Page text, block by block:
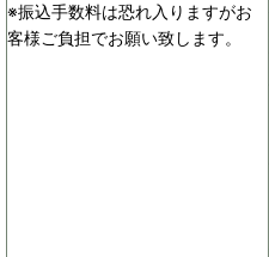
※振込手数料は恐れ入りますがお
客様ご負担でお願い致します。